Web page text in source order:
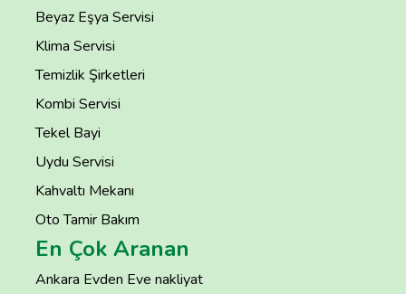
Beyaz Eşya Servisi
Klima Servisi
Temizlik Şirketleri
Kombi Servisi
Tekel Bayi
Uydu Servisi
Kahvaltı Mekanı
Oto Tamir Bakım
En Çok Aranan
Ankara Evden Eve nakliyat